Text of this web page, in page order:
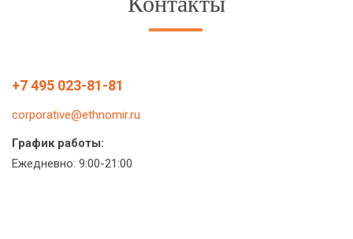
+7 495 023-81-81
corporative@ethnomir.ru
График работы:
Ежедневно: 9:00-21:00